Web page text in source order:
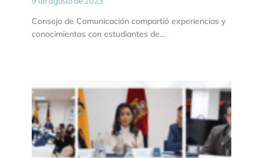
Consejo de Comunicación compartió experiencias y
conocimientos con estudiantes de…